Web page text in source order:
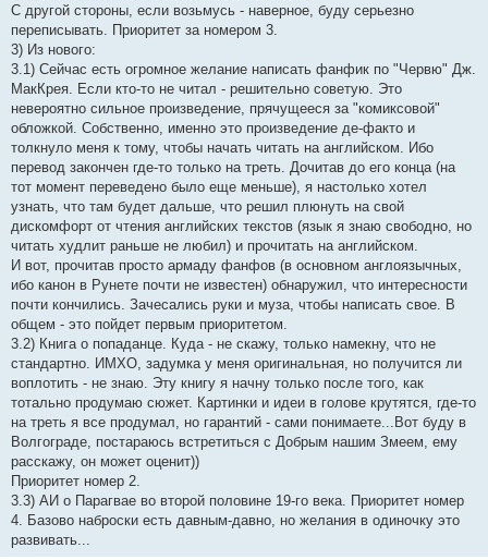
С другой стороны, если возьмусь - наверное, буду серьезно
переписывать. Приоритет за номером 3.
3) Из нового:
3.1) Сейчас есть огромное желание написать фанфик по "Червю" Дж.
МакКрея. Если кто-то не читал - решительно советую. Это
невероятно сильное произведение, прячущееся за "комиксовой"
обложкой. Собственно, именно это произведение де-факто и
толкнуло меня к тому, чтобы начать читать на английском. Ибо
перевод закончен где-то только на треть. Дочитав до его конца (на
тот момент переведено было еще меньше), я настолько хотел
узнать, что там будет дальше, что решил плюнуть на свой
дискомфорт от чтения английских текстов (язык я знаю свободно, но
читать худлит раньше не любил) и прочитать на английском.
И вот, прочитав просто армаду фанфов (в основном англоязычных,
ибо канон в Рунете почти не известен) обнаружил, что интересности
почти кончились. Зачесались руки и муза, чтобы написать свое. В
общем - это пойдет первым приоритетом.
3.2) Книга о попаданце. Куда - не скажу, только намекну, что не
стандартно. ИМХО, задумка у меня оригинальная, но получится ли
воплотить - не знаю. Эту книгу я начну только после того, как
тотально продумаю сюжет. Картинки и идеи в голове крутятся, где-то
на треть я все продумал, но гарантий - сами понимаете...Вот буду в
Волгограде, постараюсь встретиться с Добрым нашим Змеем, ему
расскажу, он может оценит))
Приоритет номер 2.
3.3) АИ о Парагвае во второй половине 19-го века. Приоритет номер
4. Базово наброски есть давным-давно, но желания в одиночку это
развивать...